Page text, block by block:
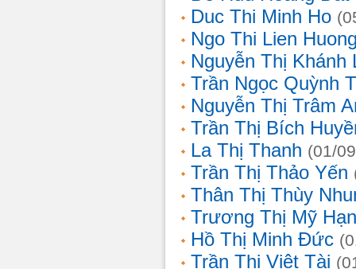
Duc Thi Minh Ho
Ngo Thi Lien
Nguyễn Thị Khánh
Trần Ngọc Quỳnh
Nguyễn Thị Trâm
Trần Thị Bích
La Thị Thanh (01/
Trần Thị Thảo Yến
Thân Thị Thùy
Trương Thị Mỹ
Hồ Thị Minh Đức
Trần Thị Việt Tài